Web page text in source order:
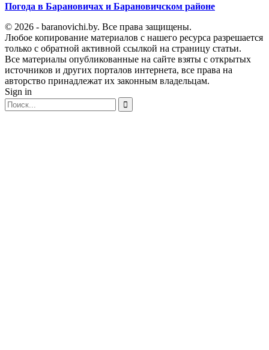
Погода в Барановичах и Барановичском районе
© 2026 - baranovichi.by. Все права защищены.
Любое копирование материалов с нашего ресурса разрешается
только с обратной активной ссылкой на страницу статьи.
Все материалы опубликованные на сайте взяты с открытых
источников и других порталов интернета, все права на
авторство принадлежат их законным владельцам.
Sign in